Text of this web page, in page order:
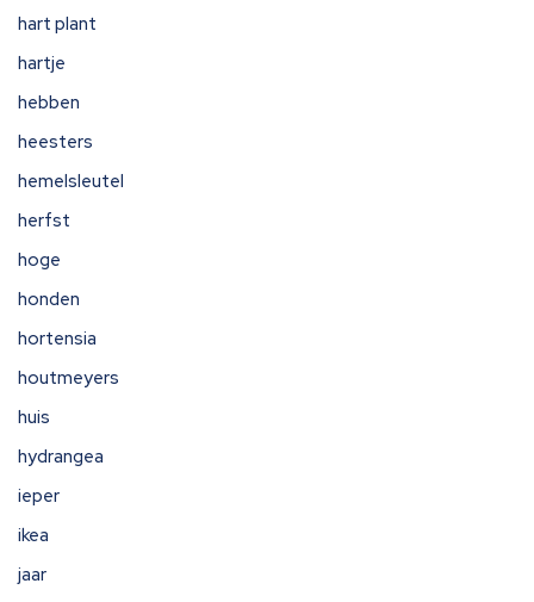
hart plant
hartje
hebben
heesters
hemelsleutel
herfst
hoge
honden
hortensia
houtmeyers
huis
hydrangea
ieper
ikea
jaar